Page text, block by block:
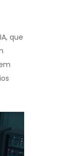
que